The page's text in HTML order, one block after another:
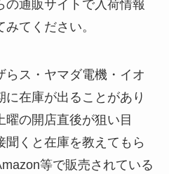
の通販サイトで入荷情報
てください。
らス・ヤマダ電機・イオ
に在庫が出ることがあり
曜の開店直後が狙い目
聞くと在庫を教えてもら
等で販売されている